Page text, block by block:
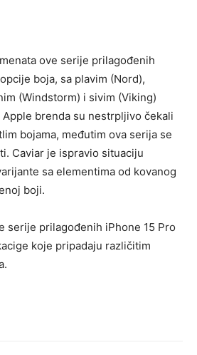
ove serije prilagođenih
boja, sa plavim (Nord),
(Windstorm) i sivim (Viking)
brenda su nestrpljivo čekali
bojama, međutim ova serija se
Caviar je ispravio situaciju
sa elementima od kovanog
boji.
serije prilagođenih iPhone 15 Pro
koje pripadaju različitim